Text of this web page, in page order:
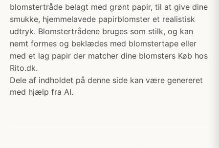
blomstertråde belagt med grønt papir, til at give dine
smukke, hjemmelavede papirblomster et realistisk
udtryk. Blomstertrådene bruges som stilk, og kan
nemt formes og beklædes med blomstertape eller
med et lag papir der matcher dine blomsters Køb hos
Rito.dk.
Dele af indholdet på denne side kan være genereret
med hjælp fra AI.